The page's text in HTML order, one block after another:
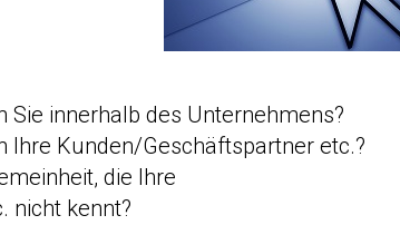
innerhalb des Unternehmens?
Ihre Kunden/Geschäftspartner etc.?
die Ihre
nicht kennt?